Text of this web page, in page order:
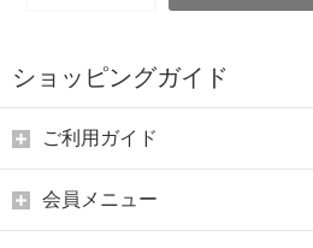
ショッピングガイド
ご利用ガイド
会員メニュー